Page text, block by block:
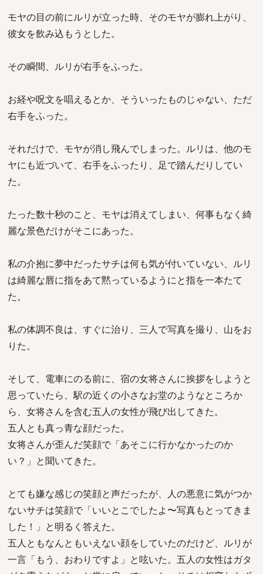
モヤの目の前にルリが立った時、そのモヤが膨れ上がり、
彼女を飲み込もうとした。
その瞬間、ルリが右手をふった。
お経や呪文を唱えるとか、そういったものじゃない、ただ
右手をふった。
それだけで、モヤが消し飛んでしまった。ルリは、他のモ
ヤにも近づいて、右手をふったり、足で踏んだりしてい
た。
たった数十秒のこと、モヤは消えてしまい、何事もなく綺
麗な景色だけがそこにあった。
私の介抱に夢中だったサチは何も気が付いていない、ルリ
は綺麗な唇に指をあて黙っているようにと指を一本たて
た。
私の体調不良は、すぐに治り、三人で写真を撮り、山をお
りた。
そして、電車にのる前に、宿の女将さんに挨拶をしようと
思っていたら、駅の近くの小さなお堂のようなところか
ら、女将さんを含む五人の女性が飛び出してきた。
五人とも真っ青な顔だった。
女将さんが歪んだ笑顔で「あそこに行かなかったのか
い？」と聞いてきた。
とても嫌な感じの笑顔と声だったが、人の悪意に気がつか
ないサチは笑顔で「いいとこでしたよ〜写真もとってきま
した！」と明るく答えた。
五人ともなんともいえない顔をしていたのだけど、ルリが
一言「もう、おわりですよ」と呟いた。五人の女性はガタ